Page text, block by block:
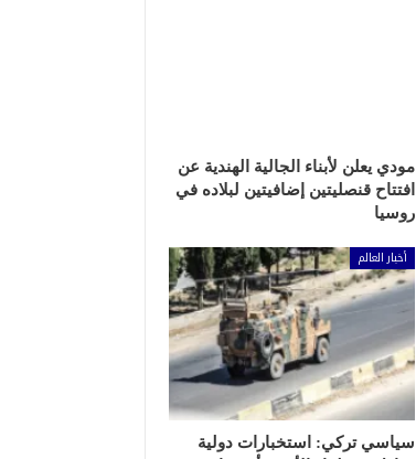
مودي يعلن لأبناء الجالية الهندية عن
افتتاح قنصليتين إضافيتين لبلاده في
روسيا
أخبار العالم
سياسي تركي: استخبارات دولية